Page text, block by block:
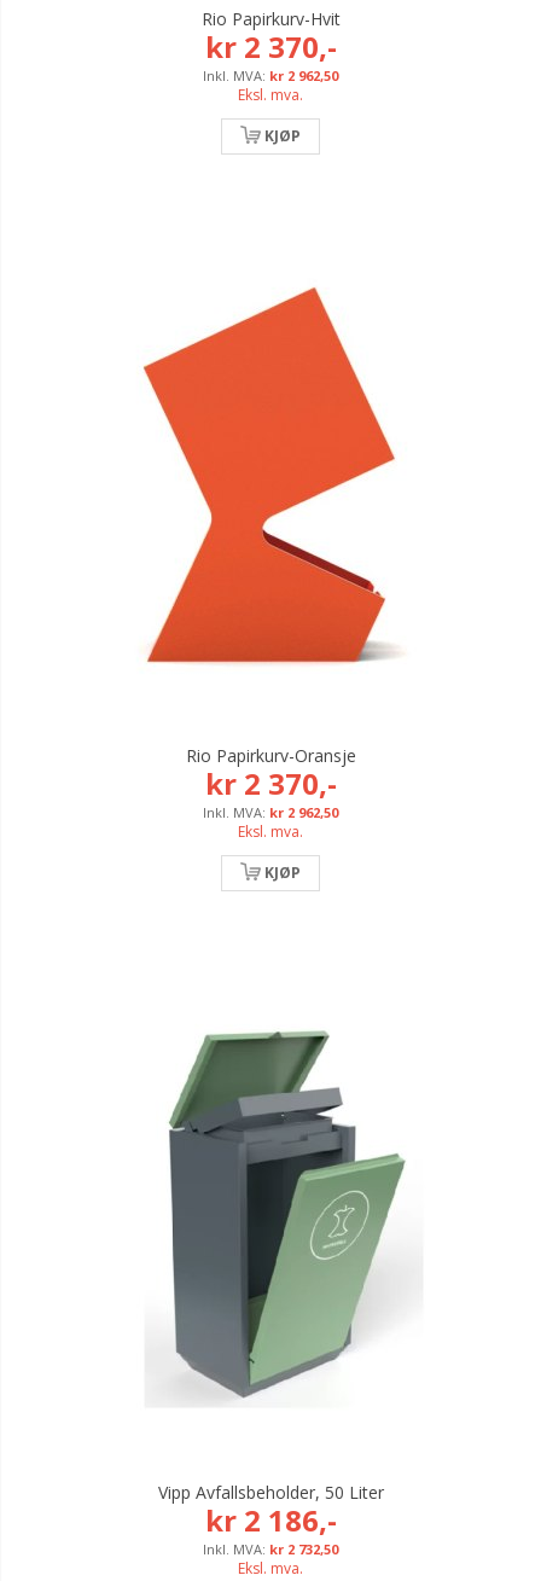
Rio Papirkurv-Hvit
kr 2 370,-
kr 2 962,50
Eksl. mva.
KJØP
Rio Papirkurv-Oransje
kr 2 370,-
kr 2 962,50
Eksl. mva.
KJØP
Vipp Avfallsbeholder, 50 Liter
kr 2 186,-
kr 2 732,50
Eksl. mva.